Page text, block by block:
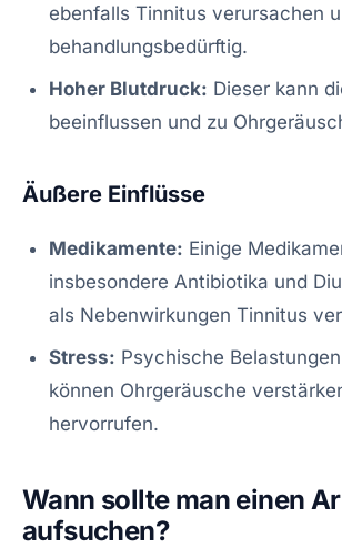
ebenfalls Tinnitus verursachen
behandlungsbedürftig.
Hoher Blutdruck: Dieser kann
beeinflussen und zu
Äußere Einflüsse
Medikamente: Einige
insbesondere Antibiotika und
als Nebenwirkungen Tinnitus
Stress: Psychische
können Ohrgeräusche
hervorrufen.
Wann sollte man einen
aufsuchen?